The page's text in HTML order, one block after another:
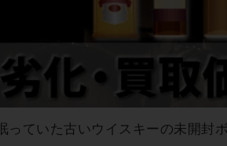
っていた古いウイスキーの未開封